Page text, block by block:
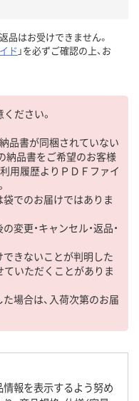
品はお受けできません。
ド 」を必ずご確認の上、お
ださい。
品書が同梱されていない
納品書をご希望のお客様
用履歴よりＰＤＦファイ
袋でのお届けではありま
変更・キャンセル・返品・
できないことが判明した
ていただくことがありま
場合は、入荷次第のお届
情報を表示するよう努め